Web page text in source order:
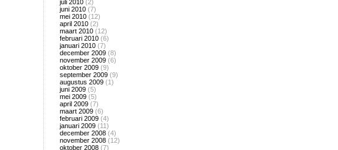
juli 2010 (2)
juni 2010 (7)
mei 2010 (12)
april 2010 (2)
maart 2010 (12)
februari 2010 (6)
januari 2010 (7)
december 2009 (8)
november 2009 (6)
oktober 2009 (9)
september 2009 (9)
augustus 2009 (1)
juni 2009 (5)
mei 2009 (5)
april 2009 (7)
maart 2009 (6)
februari 2009 (4)
januari 2009 (11)
december 2008 (4)
november 2008 (12)
oktober 2008 (7)